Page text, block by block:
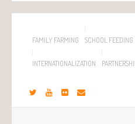
FAMILY FARMING SCHOOL FEEDING
INTERNATIONALIZATION